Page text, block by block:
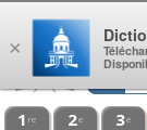
Aller au contenu
1 re 2e 3e
×